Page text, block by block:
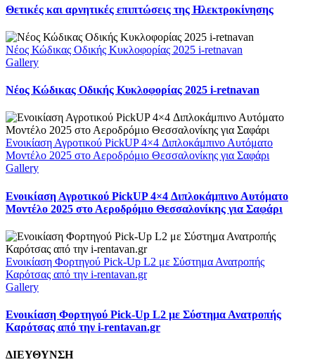
Θετικές και αρνητικές επιπτώσεις της Ηλεκτροκίνησης
Νέος Κώδικας Οδικής Κυκλοφορίας 2025 i-retnavan
Gallery
Νέος Κώδικας Οδικής Κυκλοφορίας 2025 i-retnavan
Ενοικίαση Αγροτικού PickUP 4×4 Διπλοκάμπινο Αυτόματο
Μοντέλο 2025 στο Αεροδρόμιο Θεσσαλονίκης για Σαφάρι
Gallery
Ενοικίαση Αγροτικού PickUP 4×4 Διπλοκάμπινο Αυτόματο
Μοντέλο 2025 στο Αεροδρόμιο Θεσσαλονίκης για Σαφάρι
Ενοικίαση Φορτηγού Pick-Up L2 με Σύστημα Ανατροπής
Καρότσας από την i-rentavan.gr
Gallery
Ενοικίαση Φορτηγού Pick-Up L2 με Σύστημα Ανατροπής
Καρότσας από την i-rentavan.gr
ΔΙΕΥΘΥΝΣΗ